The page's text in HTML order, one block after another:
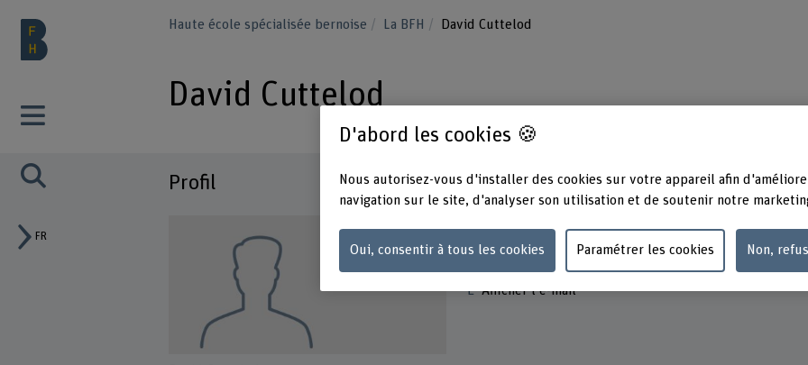
FR
Haute école spécialisée bernoise La BFH David Cuttelod
David Cuttelod
Profil
Contact
Afficher l'e-mail
D'abord les cookies 🍪
Nous autorisez-vous d'installer des cookies sur votre appareil afin
navigation sur le site, d'analyser son utilisation et de soutenir notre
Oui, consentir à tous les cookies Paramétrer les cookies Non,